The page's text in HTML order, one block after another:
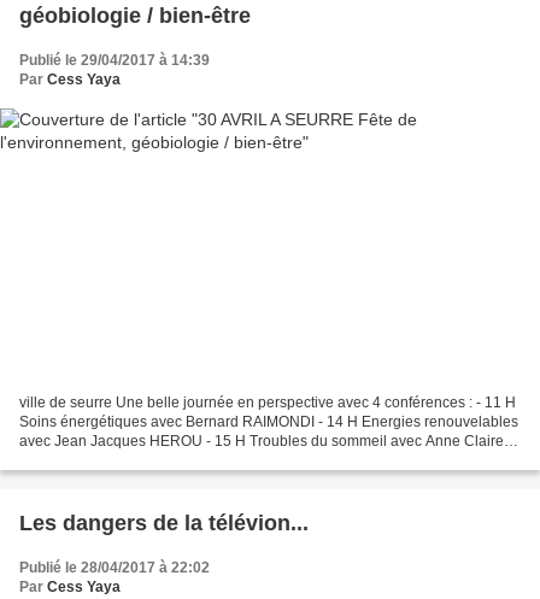
géobiologie / bien-être
Publié le 29/04/2017 à 14:39
Par Cess Yaya
ville de seurre Une belle journée en perspective avec 4 conférences : - 11 H
Soins énergétiques avec Bernard RAIMONDI - 14 H Energies renouvelables
avec Jean Jacques HEROU - 15 H Troubles du sommeil avec Anne Claire
Les dangers de la télévion...
Publié le 28/04/2017 à 22:02
Par Cess Yaya